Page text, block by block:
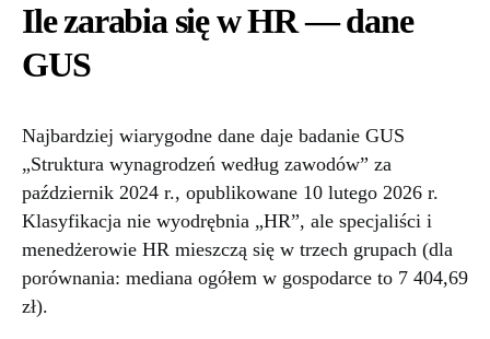
Ile zarabia się w HR — dane
GUS
Najbardziej wiarygodne dane daje badanie GUS
„Struktura wynagrodzeń według zawodów” za
październik 2024 r., opublikowane 10 lutego 2026 r.
Klasyfikacja nie wyodrębnia „HR”, ale specjaliści i
menedżerowie HR mieszczą się w trzech grupach (dla
porównania: mediana ogółem w gospodarce to 7 404,69
zł).